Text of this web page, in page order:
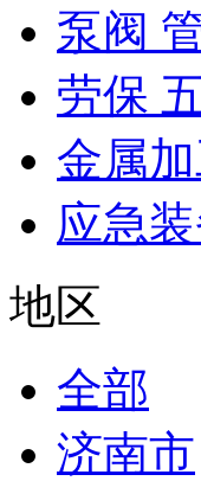
泵阀
劳保
金属
应急
地区
全部
济南市